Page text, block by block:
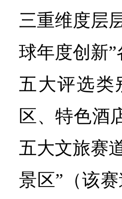
三重维度层
球年度创新
五大评选类
区、特色酒
五大文旅赛
景区”（该